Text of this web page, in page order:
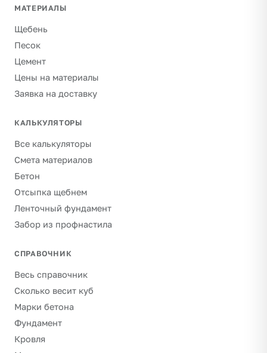
МАТЕРИАЛЫ
Щебень
Песок
Цемент
Цены на материалы
Заявка на доставку
КАЛЬКУЛЯТОРЫ
Все калькуляторы
Смета материалов
Бетон
Отсыпка щебнем
Ленточный фундамент
Забор из профнастила
СПРАВОЧНИК
Весь справочник
Сколько весит куб
Марки бетона
Фундамент
Кровля